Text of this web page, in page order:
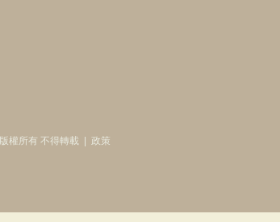
版權所有 不得轉載 政策